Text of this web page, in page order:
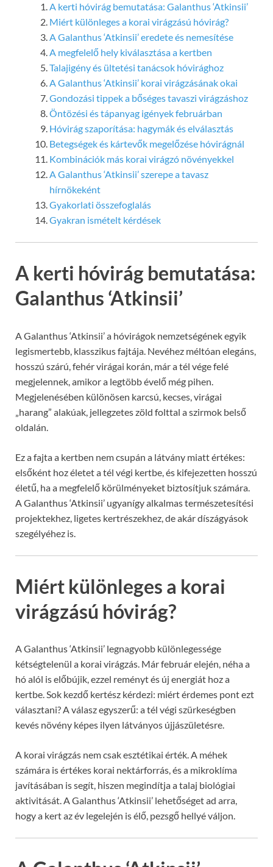
A kerti hóvirág bemutatása: Galanthus ‘Atkinsii’
Miért különleges a korai virágzású hóvirág?
A Galanthus ‘Atkinsii’ eredete és nemesítése
A megfelelő hely kiválasztása a kertben
Talajigény és ültetési tanácsok hóvirághoz
A Galanthus ‘Atkinsii’ korai virágzásának okai
Gondozási tippek a bőséges tavaszi virágzáshoz
Öntözési és tápanyag igények februárban
Hóvirág szaporítása: hagymák és elválasztás
Betegségek és kártevők megelőzése hóvirágnál
Kombinációk más korai virágzó növényekkel
A Galanthus ‘Atkinsii’ szerepe a tavasz
hírnökeként
Gyakorlati összefoglalás
Gyakran ismételt kérdések
A kerti hóvirág bemutatása:
Galanthus ‘Atkinsii’
A Galanthus ‘Atkinsii’ a hóvirágok nemzetségének egyik
legismertebb, klasszikus fajtája. Nevéhez méltóan elegáns,
hosszú szárú, fehér virágai korán, már a tél vége felé
megjelennek, amikor a legtöbb évelő még pihen.
Megjelenésében különösen karcsú, kecses, virágai
„harang” alakúak, jellegzetes zöld folttal a szirmok belső
oldalán.
Ez a fajta a kertben nem csupán a látvány miatt értékes:
elsőként hoz életet a tél végi kertbe, és kifejezetten hosszú
életű, ha a megfelelő körülményeket biztosítjuk számára.
A Galanthus ‘Atkinsii’ ugyanígy alkalmas természetesítési
projektekhez, ligetes kertrészekhez, de akár díszágyások
szegélyéhez is.
Miért különleges a korai
virágzású hóvirág?
A Galanthus ‘Atkinsii’ legnagyobb különlegessége
kétségtelenül a korai virágzás. Már február elején, néha a
hó alól is előbújik, ezzel reményt és új energiát hoz a
kertbe. Sok kezdő kertész kérdezi: miért érdemes pont ezt
választani? A válasz egyszerű: a tél végi szürkeségben
kevés növény képes ilyen látványos újjászületésre.
A korai virágzás nem csak esztétikai érték. A méhek
számára is értékes korai nektárforrás, és a mikroklíma
javításában is segít, hiszen megindítja a talaj biológiai
aktivitását. A Galanthus ‘Atkinsii’ lehetőséget ad arra,
hogy a kert az év legelején is élő, pezsgő hellyé váljon.